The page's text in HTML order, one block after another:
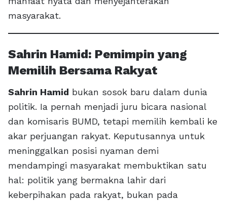
masyarakat.
Sahrin Hamid: Pemimpin yang
Memilih Bersama Rakyat
Sahrin Hamid bukan sosok baru dalam dunia
politik. Ia pernah menjadi juru bicara nasional
dan komisaris BUMD, tetapi memilih kembali ke
akar perjuangan rakyat. Keputusannya untuk
meninggalkan posisi nyaman demi
mendampingi masyarakat membuktikan satu
hal: politik yang bermakna lahir dari
keberpihakan pada rakyat, bukan pada